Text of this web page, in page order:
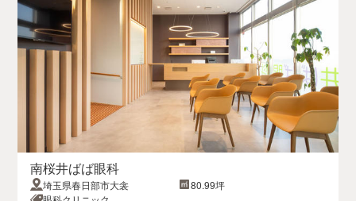
南桜井ばば眼科
埼玉県春日部市大衾
80.99坪